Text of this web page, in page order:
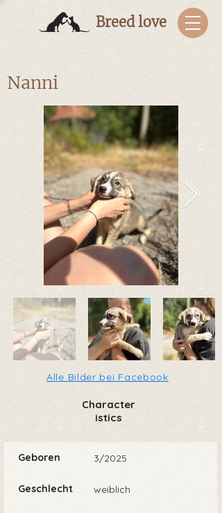
Breed love
Nanni
Alle Bilder bei Facebook
Character
istics
Geboren 3/2025
Geschlecht weiblich